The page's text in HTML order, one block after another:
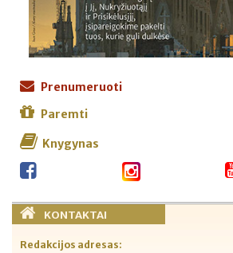
Prenumeruoti
Paremti
Knygynas
KONTAKTAI
Redakcijos adresas: